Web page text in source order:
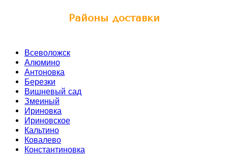
Районы доставки
Всеволожск
Алюмино
Антоновка
Березки
Вишневый сад
Змеиный
Ириновка
Ириновское
Кальтино
Ковалево
Константиновка